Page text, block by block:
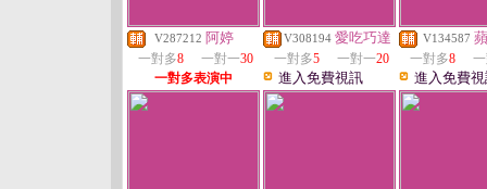
V287212 阿婷
一對多8 一對一30
一對多表演中
V308194 愛吃巧達
一對多5 一對一20
進入免費視訊
V134587
一對多8
進入免費